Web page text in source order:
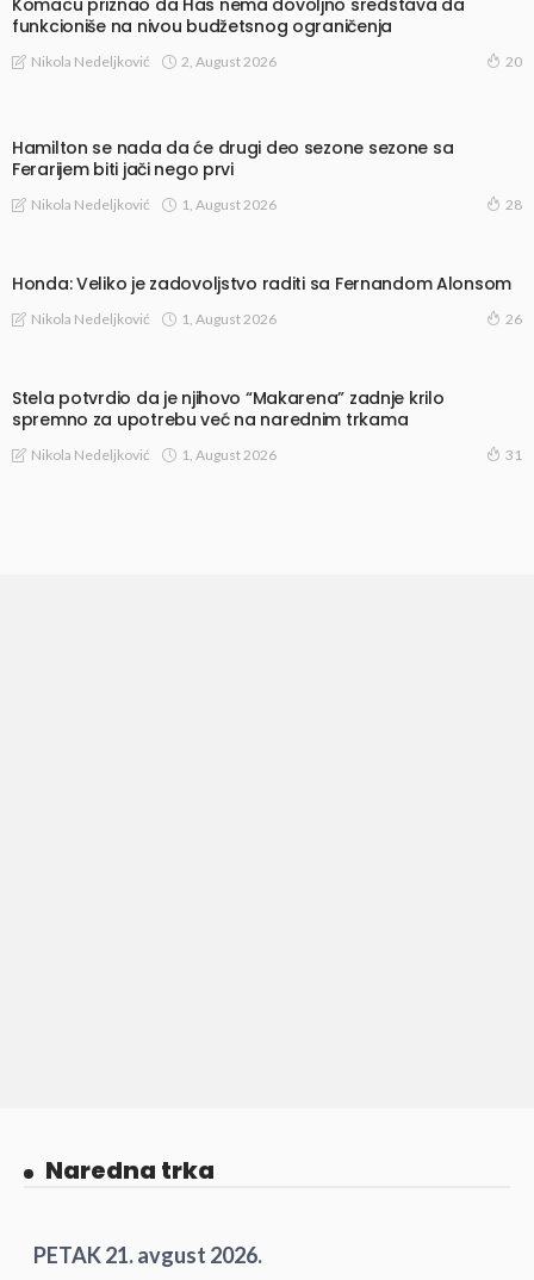
Komacu priznao da Has nema dovoljno sredstava da
funkcioniše na nivou budžetsnog ograničenja
Nikola Nedeljković 2, August 2026 20
Hamilton se nada da će drugi deo sezone sezone sa
Ferarijem biti jači nego prvi
Nikola Nedeljković 1, August 2026 28
Honda: Veliko je zadovoljstvo raditi sa Fernandom Alonsom
Nikola Nedeljković 1, August 2026 26
Stela potvrdio da je njihovo “Makarena” zadnje krilo
spremno za upotrebu već na narednim trkama
Nikola Nedeljković 1, August 2026 31
Naredna trka
PETAK 21. avgust 2026.